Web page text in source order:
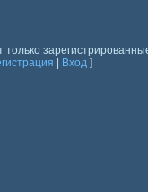
Вход ]